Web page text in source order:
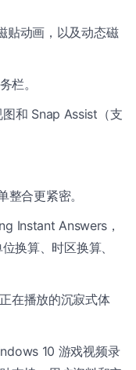
贴动画，以及动态磁
栏。
和 Snap Assist（支
合更紧密。
Instant Answers，
换算、时区换算、
在播放的沉寂式体
10 游戏视频录